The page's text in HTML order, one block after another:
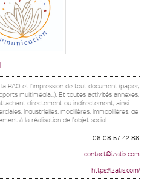
PAO et l'impression de tout document (papier,
multimédia...). Et toutes activités annexes,
directement ou indirectement, ainsi
industrielles, mobilières, immobilières, de
à la réalisation de l'objet social.
06 08 57 42 88
contact@izatis.com
https://izatis.com/